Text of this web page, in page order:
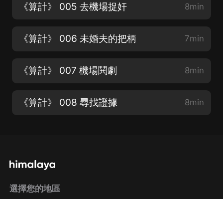
《算計》 005 去機場捉奸 8min
《算計》 006 未婚夫的把柄 7min
《算計》 007 機場鬨劇 8min
《算計》 008 尋找證據 8min
選擇您的地區